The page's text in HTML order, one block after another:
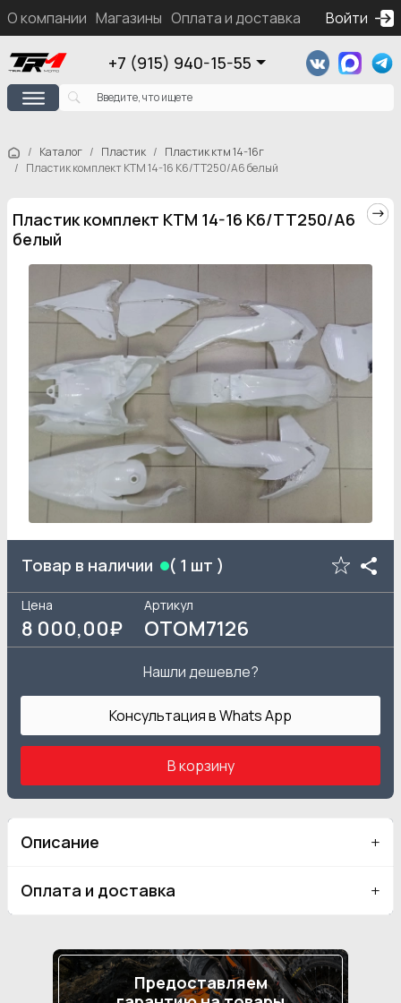
О компании Магазины Оплата и доставка Контакты
Войти
+7 (915) 940-15-55
Каталог Пластик
Пластик ктм 14-16г
Пластик комплект КТМ 14-16 К6/ТТ250/А6 белый
Пластик комплект КТМ 14-16 К6/ТТ250/А6
белый
Товар в наличии ( 1 шт )
Цена
8 000,00₽
Артикул
OTOM7126
Нашли дешевле?
Консультация в Whats App
В корзину
Описание
Оплата и доставка
Предоставляем